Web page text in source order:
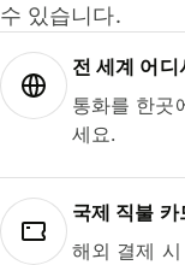
수 있습니다.
전 세계 어
통화를 한곳
세요.
국제 직불 카
해외 결제